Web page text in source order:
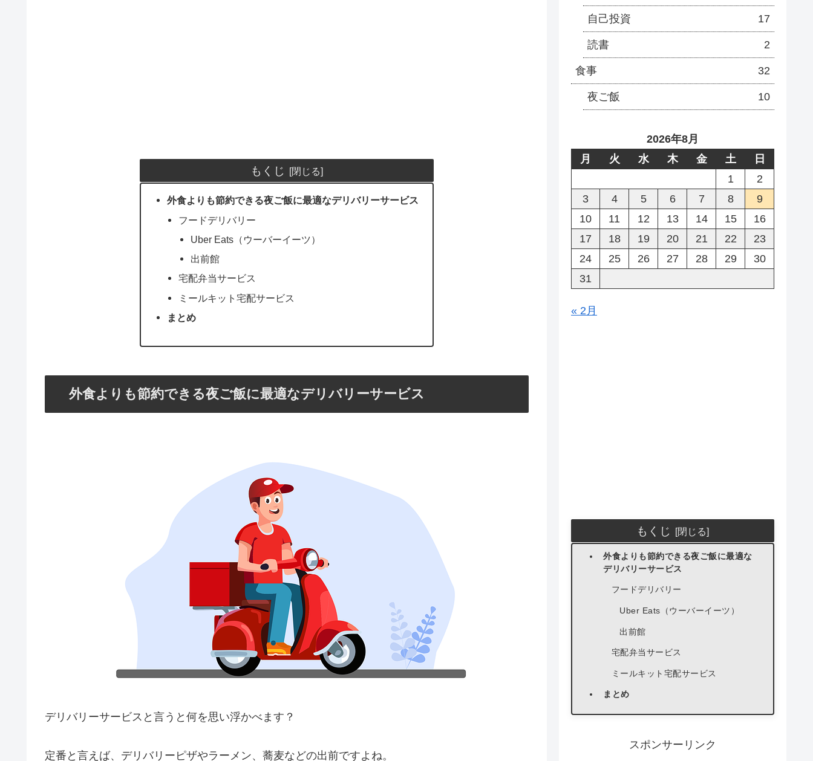
もくじ
外食よりも節約できる夜ご飯に最適なデリバリーサービス
フードデリバリー
Uber Eats（ウーバーイーツ）
出前館
宅配弁当サービス
ミールキット宅配サービス
まとめ
外食よりも節約できる夜ご飯に最適なデリバリーサービス
デリバリーサービスと言うと何を思い浮かべます？
定番と言えば、デリバリーピザやラーメン、蕎麦などの出前ですよね。
自己投資 17
読書 2
食事 32
夜ご飯 10
2026年8月
月
火 水 木 金 土
日
1
2
3
4 5 6 7 8
9
10
11 12 13 14 15
16
17
18 19 20 21 22
23
24
25 26 27 28 29
30
31
« 2月
もくじ
外食よりも節約できる夜ご飯に最適な
デリバリーサービス
フードデリバリー
Uber Eats（ウーバーイーツ）
出前館
宅配弁当サービス
ミールキット宅配サービス
まとめ
スポンサーリンク